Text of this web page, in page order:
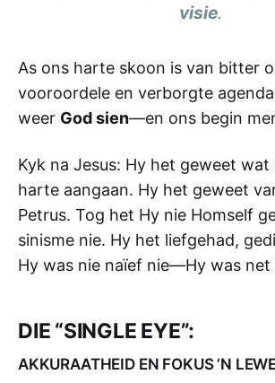
visie.
As ons harte skoon is van bitter
vooroordele en verborgte
weer God sien—en ons begin
Kyk na Jesus: Hy het geweet wat
harte aangaan. Hy het geweet
Petrus. Tog het Hy nie Homself
sinisme nie. Hy het liefgehad,
Hy was nie naïef nie—Hy was net
DIE “SINGLE EYE”:
AKKURAATHEID EN FOKUS ’N